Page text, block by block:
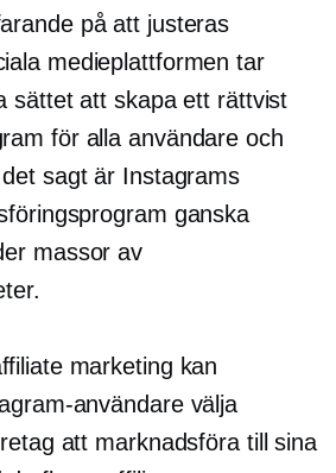
på att justeras
medieplattformen tar
sättet att skapa ett rättvist
för alla användare och
sagt är Instagrams
ganska
massor av
marketing kan
användare välja
att marknadsföra till sina